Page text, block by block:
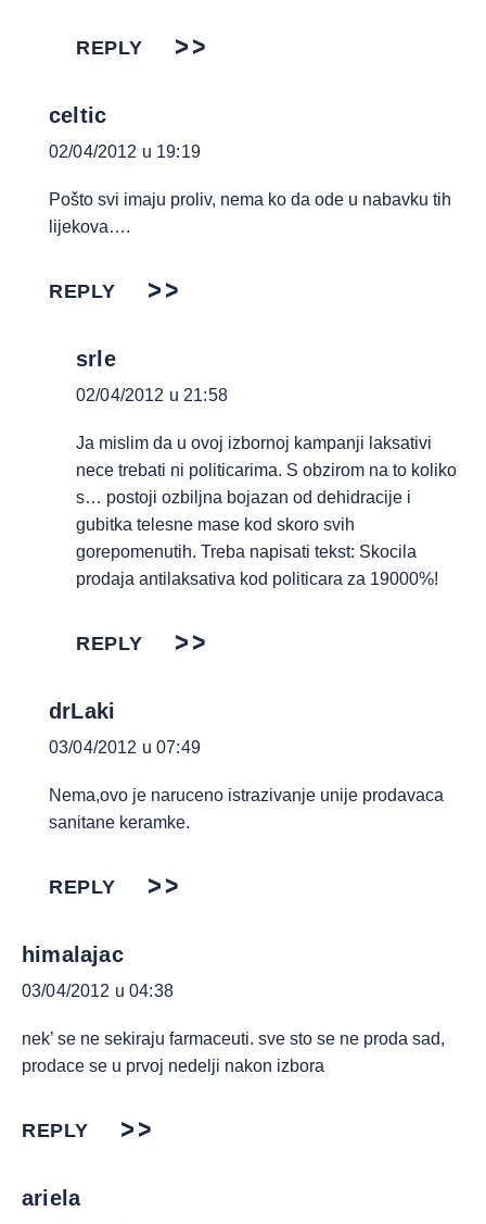
REPLY
celtic
02/04/2012 u 19:19
Pošto svi imaju proliv, nema ko da ode u nabavku tih
lijekova….
REPLY
srle
02/04/2012 u 21:58
Ja mislim da u ovoj izbornoj kampanji laksativi
nece trebati ni politicarima. S obzirom na to koliko
s… postoji ozbiljna bojazan od dehidracije i
gubitka telesne mase kod skoro svih
gorepomenutih. Treba napisati tekst: Skocila
prodaja antilaksativa kod politicara za 19000%!
REPLY
drLaki
03/04/2012 u 07:49
Nema,ovo je naruceno istrazivanje unije prodavaca
sanitane keramke.
REPLY
himalajac
03/04/2012 u 04:38
nek’ se ne sekiraju farmaceuti. sve sto se ne proda sad,
prodace se u prvoj nedelji nakon izbora
REPLY
ariela